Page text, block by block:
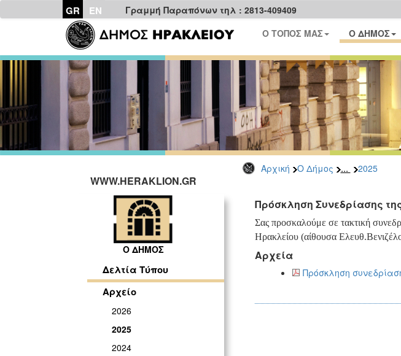
GR EN Γραμμή Παραπόνων τηλ : 2813-409409
Ο ΤΟΠΟΣ ΜΑΣ Ο ΔΗΜΟΣ
Αρχική Ο Δήμος ... 2025
WWW.HERAKLION.GR
Ο ΔΗΜΟΣ
Δελτία Τύπου
Αρχείο
2026
2025
2024
Πρόσκληση Συνεδρίασης
Σας προσκαλούμε σε τακτική
Ηρακλείου (αίθουσα
Αρχεία
Πρόσκληση